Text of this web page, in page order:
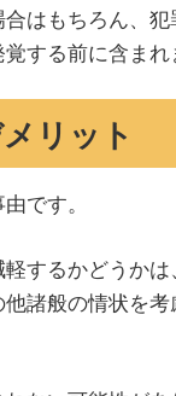
はもちろん、
する前に含まれ
リット
です。
するかどうか
諸般の情状を